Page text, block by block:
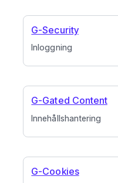
Inloggning
G-Security
Innehållshantering
G-Gated Content
G-Cookies